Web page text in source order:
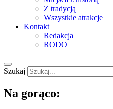
Z tradycją
Wszystkie atrakcje
Kontakt
Redakcja
RODO
Szukaj
Na gorąco: